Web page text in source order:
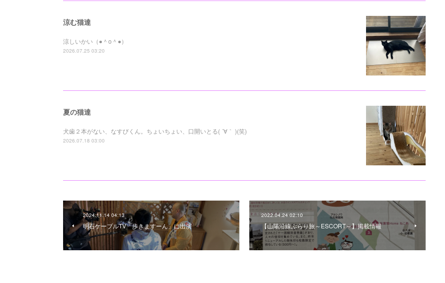
涼む猫達
涼しいかい（●＾o＾●）
2026.07.25 03:20
夏の猫達
犬歯２本がない、なすびくん。ちょいちょい、口開いとる( ´∀｀ )(笑)
2026.07.18 03:00
2024.11.14 04:13
明石ケーブルTV「歩きますーん」に出演
2022.04.24 02:10
【山陽沿線ぶらり旅～ESCORT～】掲載情報